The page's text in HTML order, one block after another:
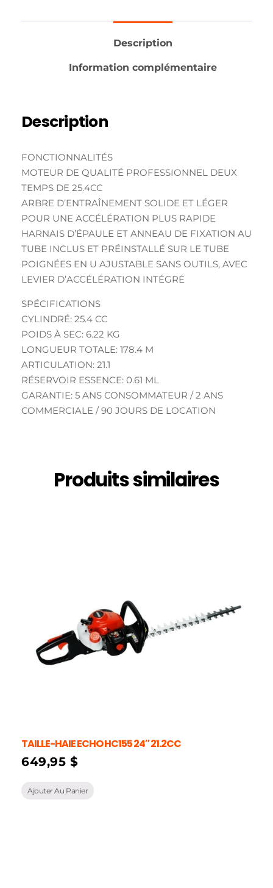
Description
Information complémentaire
Description
FONCTIONNALITÉS
MOTEUR DE QUALITÉ PROFESSIONNEL DEUX
TEMPS DE 25.4CC
ARBRE D’ENTRAÎNEMENT SOLIDE ET LÉGER
POUR UNE ACCÉLÉRATION PLUS RAPIDE
HARNAIS D’ÉPAULE ET ANNEAU DE FIXATION AU
TUBE INCLUS ET PRÉINSTALLÉ SUR LE TUBE
POIGNÉES EN U AJUSTABLE SANS OUTILS, AVEC
LEVIER D’ACCÉLÉRATION INTÉGRÉ
SPÉCIFICATIONS
CYLINDRÉ: 25.4 CC
POIDS À SEC: 6.22 KG
LONGUEUR TOTALE: 178.4 M
ARTICULATION: 21.1
RÉSERVOIR ESSENCE: 0.61 ML
GARANTIE: 5 ANS CONSOMMATEUR / 2 ANS
COMMERCIALE / 90 JOURS DE LOCATION
Produits similaires
TAILLE-HAIE ECHO HC155 24″ 21.2CC
649,95$
Ajouter Au Panier